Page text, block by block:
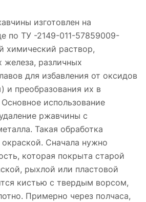
изготовлен на
по ТУ -2149-011-57859009-
химический раствор,
различных
для избавления от оксидов
и преобразования их в
использование
ржавчины с
Такая обработка
Сначала нужно
которая покрыта старой
рыхлой или пластовой
кистью с твердым ворсом,
Примерно через полчаса,